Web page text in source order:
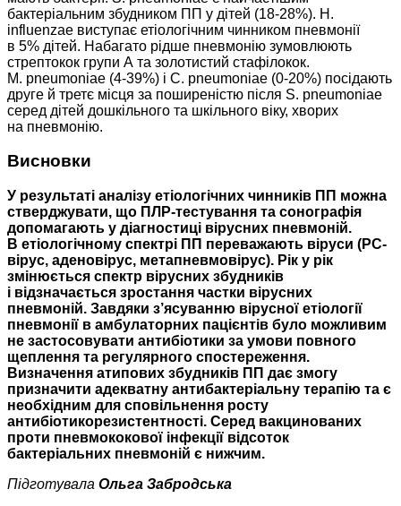
бактеріальним збудником ПП у дітей (18-28%). H.
influenzae виступає етіологічним чинником пневмонії
в 5% дітей. Набагато рідше пневмонію зумовлюють
стрептокок групи А та золотистий стафілокок.
M. pneumoniae (4‑39%) і C. pneumoniae (0‑20%) посідають
друге й третє місця за поширеністю після S. pneumoniae
серед дітей дошкільного та шкільного віку, хворих
на пневмонію.
Висновки
У результаті аналізу етіологічних чинників ПП можна
стверджувати, що ПЛР-тестування та сонографія
допомагають у діагностиці вірусних пневмоній.
В етіологічному спектрі ПП переважають віруси (РС-
вірус, аденовірус, метапневмовірус). Рік у рік
змінюється спектр вірусних збудників
і відзначається зростання частки вірусних
пневмоній. Завдяки з’ясуванню вірусної етіології
пневмонії в амбулаторних пацієнтів було можливим
не застосовувати антибіотики за умови повного
щеплення та регулярного спостереження.
Визначення атипових збудників ПП дає змогу
призначити адекватну антибактеріальну терапію та є
необхідним для сповільнення росту
антибіотикорезистентності. Серед вакцинованих
проти пневмококової інфекції відсоток
бактеріальних пневмоній є нижчим.
Підготувала Ольга Забродська